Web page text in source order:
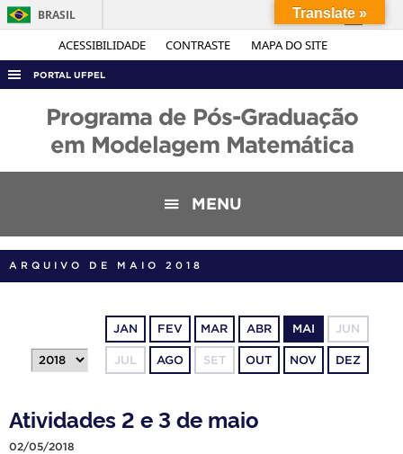
ACESSIBILIDADE CONTRASTE MAPA DO SITE
BRASIL
Simplifique!
Acesso à informação
Legislação
PORTAL UFPEL
TELEFONES
Programa de Pós-Graduação
em Modelagem Matemática
MENU
ARQUIVO DE MAIO 2018
JAN FEV MAR ABR MAI JUN
JUL AGO SET OUT NOV DEZ
Atividades 2 e 3 de maio
02/05/2018
Translate »